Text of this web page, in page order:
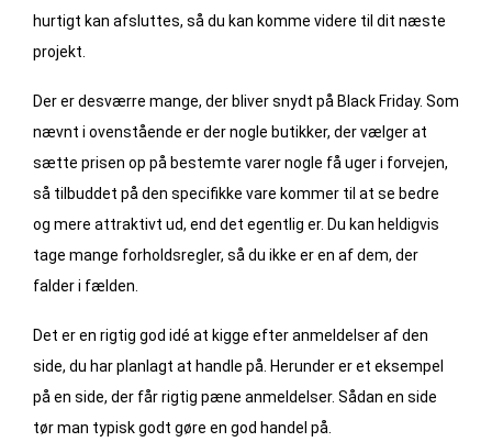
hurtigt kan afsluttes, så du kan komme videre til dit næste
projekt.
Der er desværre mange, der bliver snydt på Black Friday. Som
nævnt i ovenstående er der nogle butikker, der vælger at
sætte prisen op på bestemte varer nogle få uger i forvejen,
så tilbuddet på den specifikke vare kommer til at se bedre
og mere attraktivt ud, end det egentlig er. Du kan heldigvis
tage mange forholdsregler, så du ikke er en af dem, der
falder i fælden.
Det er en rigtig god idé at kigge efter anmeldelser af den
side, du har planlagt at handle på. Herunder er et eksempel
på en side, der får rigtig pæne anmeldelser. Sådan en side
tør man typisk godt gøre en god handel på.